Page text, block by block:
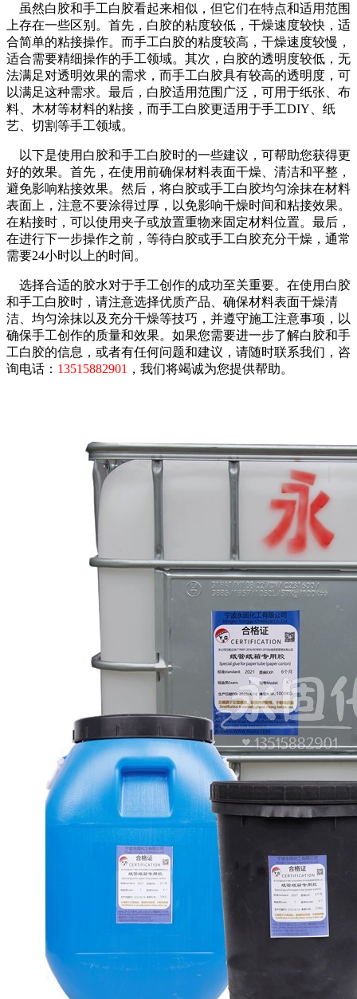
虽然白胶和手工白胶看起来相似，但它们在特点和适用范围
上存在一些区别。首先，白胶的粘度较低，干燥速度较快，适
合简单的粘接操作。而手工白胶的粘度较高，干燥速度较慢，
适合需要精细操作的手工领域。其次，白胶的透明度较低，无
法满足对透明效果的需求，而手工白胶具有较高的透明度，可
以满足这种需求。最后，白胶适用范围广泛，可用于纸张、布
料、木材等材料的粘接，而手工白胶更适用于手工DIY、纸
艺、切割等手工领域。
以下是使用白胶和手工白胶时的一些建议，可帮助您获得更
好的效果。首先，在使用前确保材料表面干燥、清洁和平整，
避免影响粘接效果。然后，将白胶或手工白胶均匀涂抹在材料
表面上，注意不要涂得过厚，以免影响干燥时间和粘接效果。
在粘接时，可以使用夹子或放置重物来固定材料位置。最后，
在进行下一步操作之前，等待白胶或手工白胶充分干燥，通常
需要24小时以上的时间。
选择合适的胶水对于手工创作的成功至关重要。在使用白胶
和手工白胶时，请注意选择优质产品、确保材料表面干燥清
洁、均匀涂抹以及充分干燥等技巧，并遵守施工注意事项，以
确保手工创作的质量和效果。如果您需要进一步了解白胶和手
工白胶的信息，或者有任何问题和建议，请随时联系我们，咨
询电话： 13515882901 ，我们将竭诚为您提供帮助。